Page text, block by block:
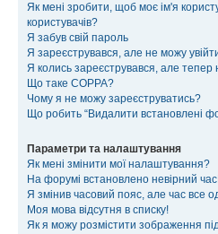
Як мені зробити, щоб моє ім'я
користувачів?
Я забув свій пароль
Я зареєструвався, але не можу
Я колись зареєструвався, але
Що таке COPPA?
Чому я не можу зареєструватись?
Що робить “Видалити встановлені
Параметри та налаштування
Як мені змінити мої налаштування?
На форумі встановлено невірний
Я змінив часовий пояс, але час все
Моя мова відсутня в списку!
Як я можу розмістити зображення